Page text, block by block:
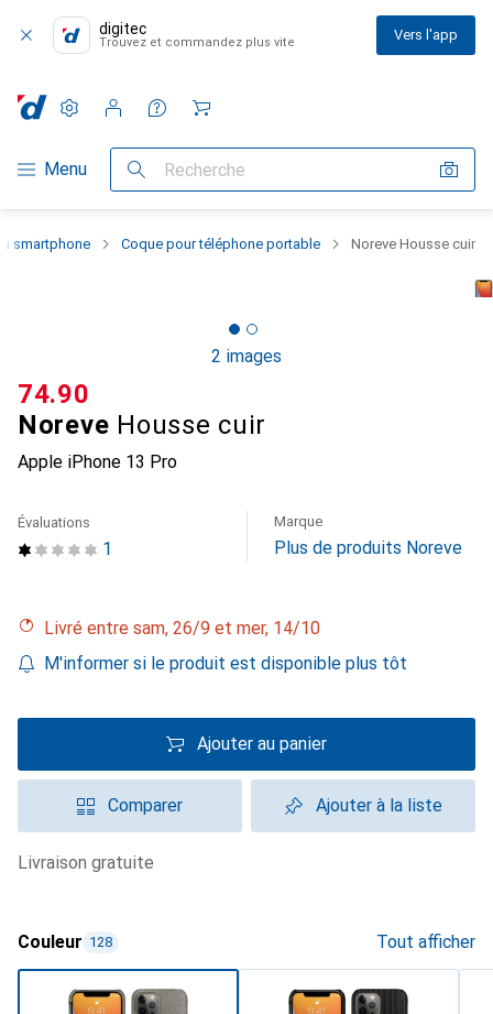
digitec
Trouvez et commandez plus vite Vers l'app
Navigation par catégorie
Menu Recherche
Paramètres
Compte client
Listes de comparaison
Listes d'envies
Panier
smartphone Coque pour téléphone portable Noreve Housse cuir
2 images
Noreve Housse cuir
Apple iPhone 13 Pro
CHF
74.90
1
Évaluations Marque
Plus de produits Noreve
Livré entre sam, 26/9 et mer, 14/10
M'informer si le produit est disponible plus tôt
Ajouter au panier
Comparer Ajouter à la liste
livraison gratuite
Couleur 128 Tout afficher